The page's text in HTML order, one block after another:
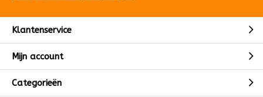
Klantenservice
Mijn account
Categorieën